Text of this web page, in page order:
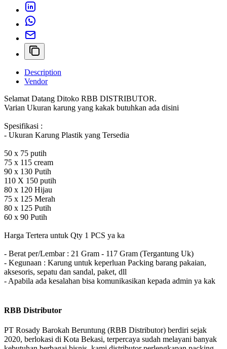
Description
Vendor
Selamat Datang Ditoko RBB DISTRIBUTOR.
Varian Ukuran karung yang kakak butuhkan ada disini
Spesifikasi :
- Ukuran Karung Plastik yang Tersedia
50 x 75 putih
75 x 115 cream
90 x 130 Putih
110 X 150 putih
80 x 120 Hijau
75 x 125 Merah
80 x 125 Putih
60 x 90 Putih
Harga Tertera untuk Qty 1 PCS ya ka
- Berat per/Lembar : 21 Gram - 117 Gram (Tergantung Uk)
- Kegunaan : Karung untuk keperluan Packing barang pakaian,
aksesoris, sepatu dan sandal, paket, dll
- Apabila ada kesalahan bisa komunikasikan kepada admin ya kak
RBB Distributor
PT Rosady Barokah Beruntung (RBB Distributor) berdiri sejak
2020, berlokasi di Kota Bekasi, terpercaya sudah melayani banyak